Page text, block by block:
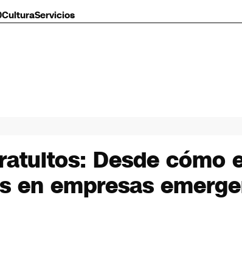
CulturaServicios
Desde cómo
en empresas